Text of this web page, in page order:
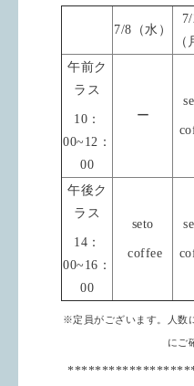
7/8（水）
（
午前ク
ラス
10：
00~12：
00
ー
午後ク
ラス
14：
00~16：
00
seto
coffee
※定員がございます。 人数
にご